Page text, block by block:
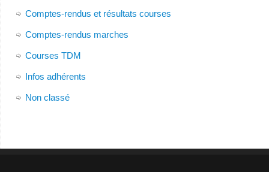
Comptes-rendus et résultats courses
Comptes-rendus marches
Courses TDM
Infos adhérents
Non classé